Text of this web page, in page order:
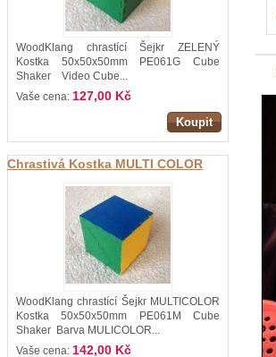
WoodKlang chrastící Šejkr ZELENÝ
Kostka 50x50x50mm PE061G Cube
Shaker Video Cube...
Vaše cena: 127,00 Kč
Koupit
Chrastivá Kostka MULTI COLOR
PE061M WoodKlang
WoodKlang chrastící Šejkr MULTICOLOR
Kostka 50x50x50mm PE061M Cube
Shaker Barva MULICOLOR...
Vaše cena: 142,00 Kč